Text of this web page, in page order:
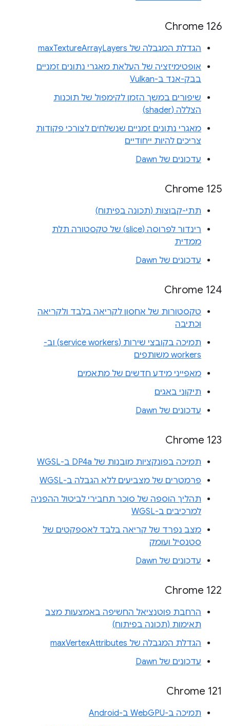
Chrome 126
הגדלת המגבלה של maxTextureArrayLayers
אופטימיזציה של העלאת מאגרי נתונים זמניים
בבק-אנד ב-Vulkan
שיפורים במשך הזמן לקימפול של תוכנות
הצללה (shader)
מאגרי נתונים זמניים שנשלחים לצורכי פקודות
צריכים להיות ייחודיים
עדכונים של Dawn
‫Chrome 125
תתי-קבוצות (תכונה בפיתוח)
רינדור לפרוסה (slice) של טקסטורה תלת
ממדית
עדכונים של Dawn
Chrome 124
טקסטורות של אחסון לקריאה בלבד ולקריאה
וכתיבה
תמיכה בקובצי שירות (service workers) וב-
workers משותפים
מאפייני מידע חדשים של מתאמים
תיקוני באגים
עדכונים של Dawn
Chrome 123
תמיכה בפונקציות מובנות של DP4a ב-WGSL
פרמטרים של מצביעים ללא הגבלה ב-WGSL
תהליך הוספה של סוכר תחבירי לביטול ההפניה
למרכיבים ב-WGSL
מצב נפרד של קריאה בלבד לאספקטים של
סטנסיל ועומק
עדכונים של Dawn
Chrome 122
הרחבת פוטנציאל החשיפה באמצעות מצב
תאימות (תכונה בפיתוח)
הגדלת המגבלה של maxVertexAttributes
עדכונים של Dawn
Chrome 121
תמיכה ב-WebGPU ב-Android